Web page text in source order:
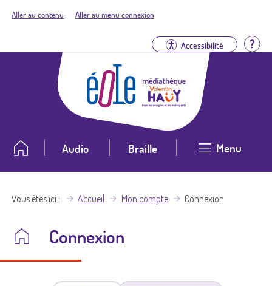
Aller au contenu Aller au menu connexion
Accessibilité
Audio Braille Menu
Vous êtes ici Accueil Mon compte Connexion
Connexion